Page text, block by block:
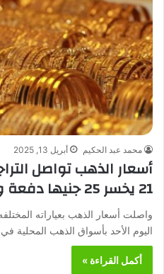
محمد عبد الحكيم أبريل 13, 2025
أسعار الذهب تواصل
21 يخسر 25 جنيها دفعة واحدة
واصلت أسعار الذهب بعياراته
اليوم الأحد بأسواق الذهب
أكمل القراءة »